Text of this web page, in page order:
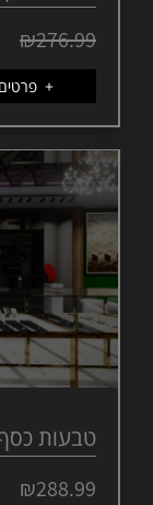
₪276.99
+
טבעות
₪288.99